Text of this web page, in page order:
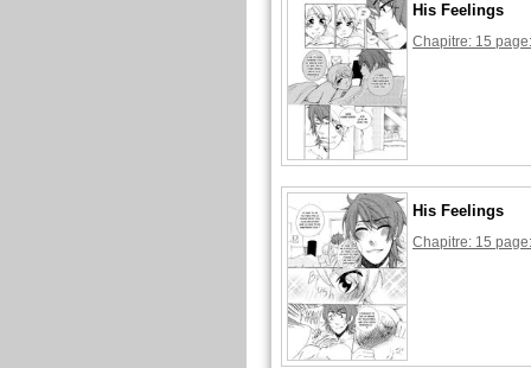
His Feelings
Chapitre: 15
His Feelings
Chapitre: 15